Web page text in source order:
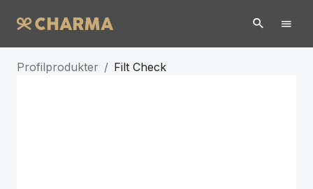
Profilprodukter / Filt Check